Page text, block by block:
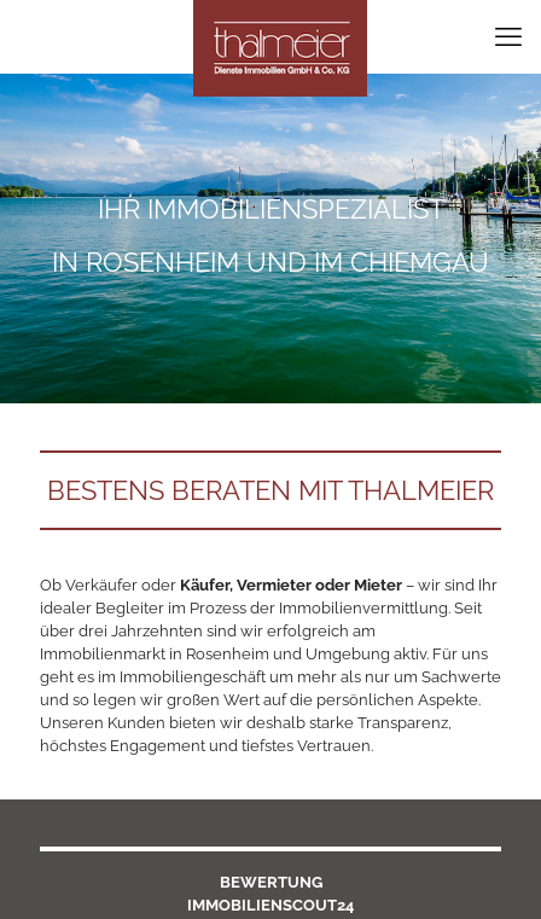
IHR IMMOBILIENSPEZIALIST
IN ROSENHEIM UND IM CHIEMGAU
BESTENS BERATEN MIT THALMEIER
Ob Verkäufer oder Käufer, Vermieter oder Mieter – wir sind Ihr
idealer Begleiter im Prozess der Immobilienvermittlung. Seit
über drei Jahrzehnten sind wir erfolgreich am
Immobilienmarkt in Rosenheim und Umgebung aktiv. Für uns
geht es im Immobiliengeschäft um mehr als nur um Sachwerte
und so legen wir großen Wert auf die persönlichen Aspekte.
Unseren Kunden bieten wir deshalb starke Transparenz,
höchstes Engagement und tiefstes Vertrauen.
BEWERTUNG
IMMOBILIENSCOUT24